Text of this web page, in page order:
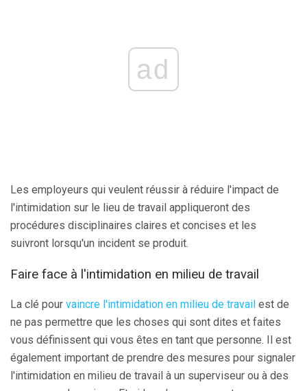
ad
Les employeurs qui veulent réussir à réduire l'impact de
l'intimidation sur le lieu de travail appliqueront des
procédures disciplinaires claires et concises et les
suivront lorsqu'un incident se produit.
Faire face à l'intimidation en milieu de travail
La clé pour vaincre l'intimidation en milieu de travail est de
ne pas permettre que les choses qui sont dites et faites
vous définissent qui vous êtes en tant que personne. Il est
également important de prendre des mesures pour signaler
l'intimidation en milieu de travail à un superviseur ou à des